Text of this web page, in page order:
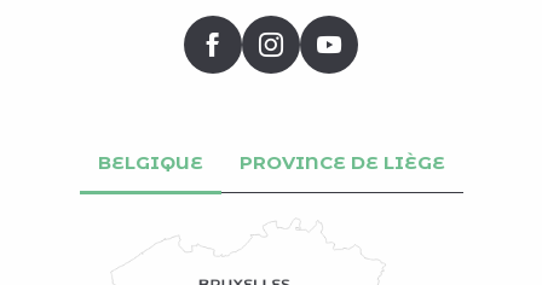
BELGIQUE PROVINCE DE LIÈGE